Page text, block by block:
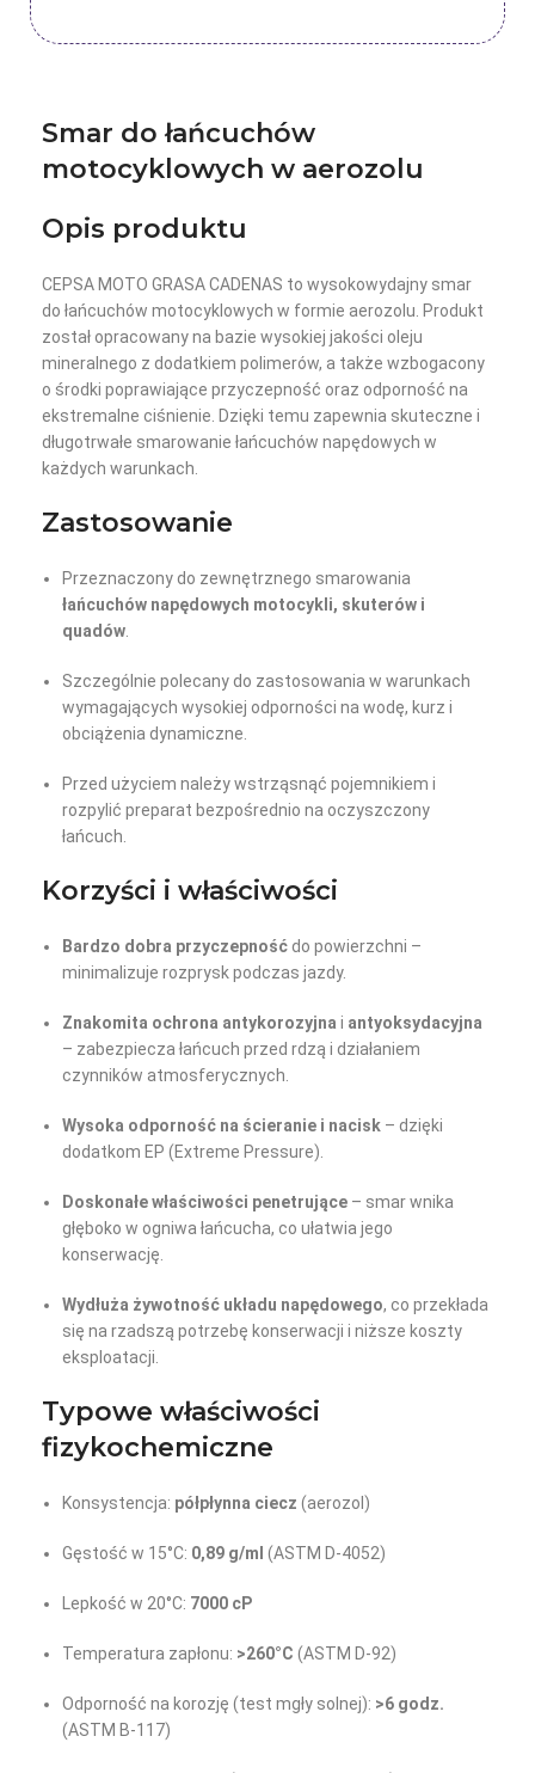
Smar do łańcuchów
motocyklowych w aerozolu
Opis produktu
CEPSA MOTO GRASA CADENAS to wysokowydajny smar
do łańcuchów motocyklowych w formie aerozolu. Produkt
został opracowany na bazie wysokiej jakości oleju
mineralnego z dodatkiem polimerów, a także wzbogacony
o środki poprawiające przyczepność oraz odporność na
ekstremalne ciśnienie. Dzięki temu zapewnia skuteczne i
długotrwałe smarowanie łańcuchów napędowych w
każdych warunkach.
Zastosowanie
Przeznaczony do zewnętrznego smarowania
łańcuchów napędowych motocykli, skuterów i
quadów.
Szczególnie polecany do zastosowania w warunkach
wymagających wysokiej odporności na wodę, kurz i
obciążenia dynamiczne.
Przed użyciem należy wstrząsnąć pojemnikiem i
rozpylić preparat bezpośrednio na oczyszczony
łańcuch.
Korzyści i właściwości
Bardzo dobra przyczepność do powierzchni –
minimalizuje rozprysk podczas jazdy.
Znakomita ochrona antykorozyjna i antyoksydacyjna
– zabezpiecza łańcuch przed rdzą i działaniem
czynników atmosferycznych.
Wysoka odporność na ścieranie i nacisk – dzięki
dodatkom EP (Extreme Pressure).
Doskonałe właściwości penetrujące – smar wnika
głęboko w ogniwa łańcucha, co ułatwia jego
konserwację.
Wydłuża żywotność układu napędowego, co przekłada
się na rzadszą potrzebę konserwacji i niższe koszty
eksploatacji.
Typowe właściwości
fizykochemiczne
Konsystencja: półpłynna ciecz (aerozol)
Gęstość w 15°C: 0,89 g/ml (ASTM D-4052)
Lepkość w 20°C: 7000 cP
Temperatura zapłonu: >260°C (ASTM D-92)
Odporność na korozję (test mgły solnej): >6 godz.
(ASTM B-117)